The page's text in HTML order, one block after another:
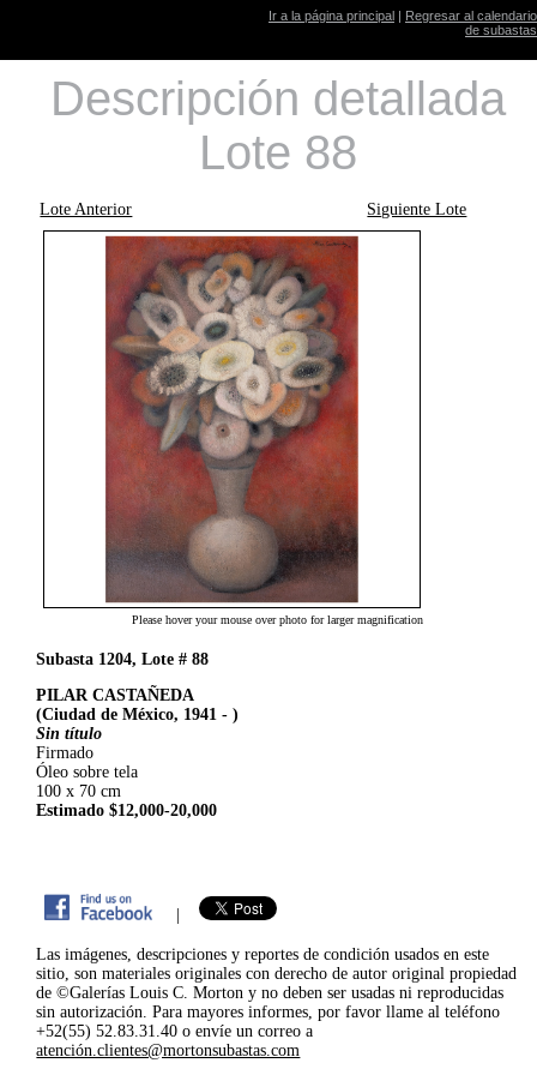
Ir a la página principal | Regresar al calendario
de subastas
Descripción detallada
Lote 88
Lote Anterior Siguiente Lote
Please hover your mouse over photo for larger magnification
Subasta 1204, Lote # 88
PILAR CASTAÑEDA
(Ciudad de México, 1941 - )
Sin título
Firmado
Óleo sobre tela
100 x 70 cm
Estimado $12,000-20,000
|
Las imágenes, descripciones y reportes de condición usados en este
sitio, son materiales originales con derecho de autor original propiedad
de ©Galerías Louis C. Morton y no deben ser usadas ni reproducidas
sin autorización. Para mayores informes, por favor llame al teléfono
+52(55) 52.83.31.40 o envíe un correo a
atención.clientes@mortonsubastas.com